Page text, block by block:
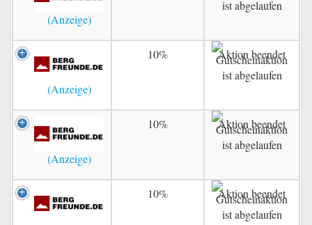
10% Aktion beendet
10% Aktion beendet
10% Aktion beendet